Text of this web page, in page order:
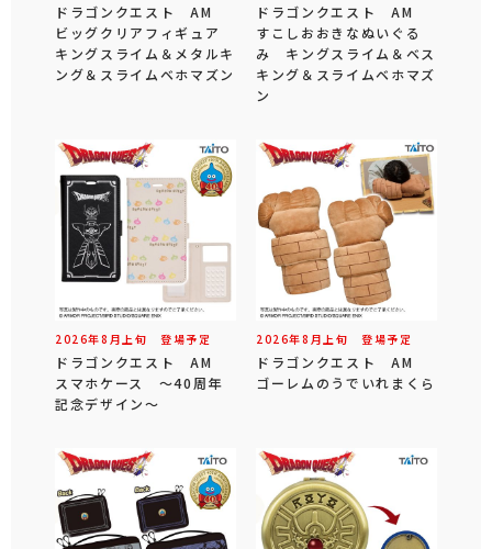
ドラゴンクエスト AM
ビッグクリアフィギュア
キングスライム＆メタルキ
ング＆スライムベホマズン
ドラゴンクエスト AM
すこしおおきなぬいぐる
み キングスライム＆ベス
キング＆スライムベホマズ
ン
2026年8 月 上旬 登場予定
ドラゴンクエスト AM
スマホケース ～40周年
記念デザイン～
2026年8 月 上旬 登場予定
ドラゴンクエスト AM
ゴーレムのうでいれまくら